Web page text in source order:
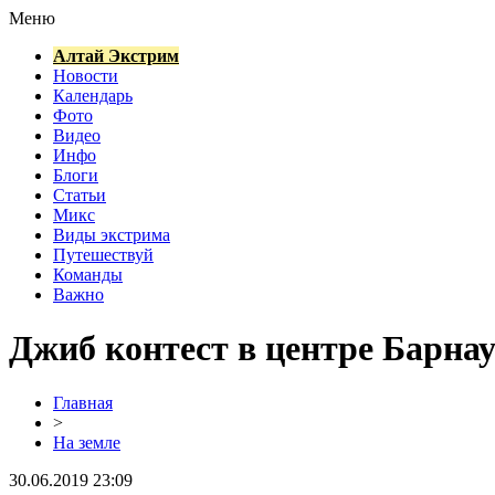
Меню
Алтай Экстрим
Новости
Календарь
Фото
Видео
Инфо
Блоги
Статьи
Микс
Виды экстрима
Путешествуй
Команды
Важно
Джиб контест в центре
Главная
>
На земле
30.06.2019 23:09